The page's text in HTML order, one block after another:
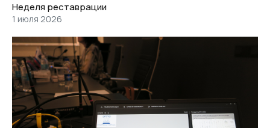
Неделя реставрации
1 июля 2026